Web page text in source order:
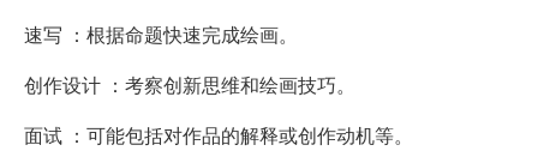
速写 ：根据命题快速完成绘画。
创作设计 ：考察创新思维和绘画技巧。
面试 ：可能包括对作品的解释或创作动机等。